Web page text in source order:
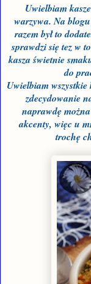
Uwielbiam
warzywa. Na
razem był to
sprawdzi się tez w
kasza świetnie
do
Uwielbiam wszystkie
zdecydowanie
naprawdę
akcenty, więc u
trochę